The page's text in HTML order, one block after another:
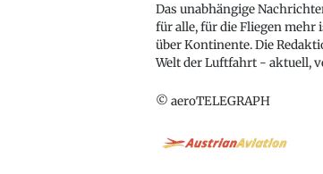
Das unabhängige
für alle, für die Fliegen
über Kontinente. Die
Welt der Luftfahrt - aktuell,
© aeroTELEGRAPH